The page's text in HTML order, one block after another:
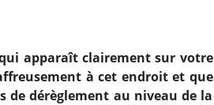
apparaît clairement sur votre
à cet endroit et que
de dérèglement au niveau de la